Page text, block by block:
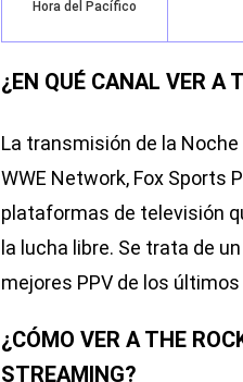
Hora del Pacífico
¿EN QUÉ CANAL VER A
La transmisión de la
WWE Network, Fox Sports
plataformas de televisión
la lucha libre. Se trata de
mejores PPV de los
¿CÓMO VER A THE
STREAMING?